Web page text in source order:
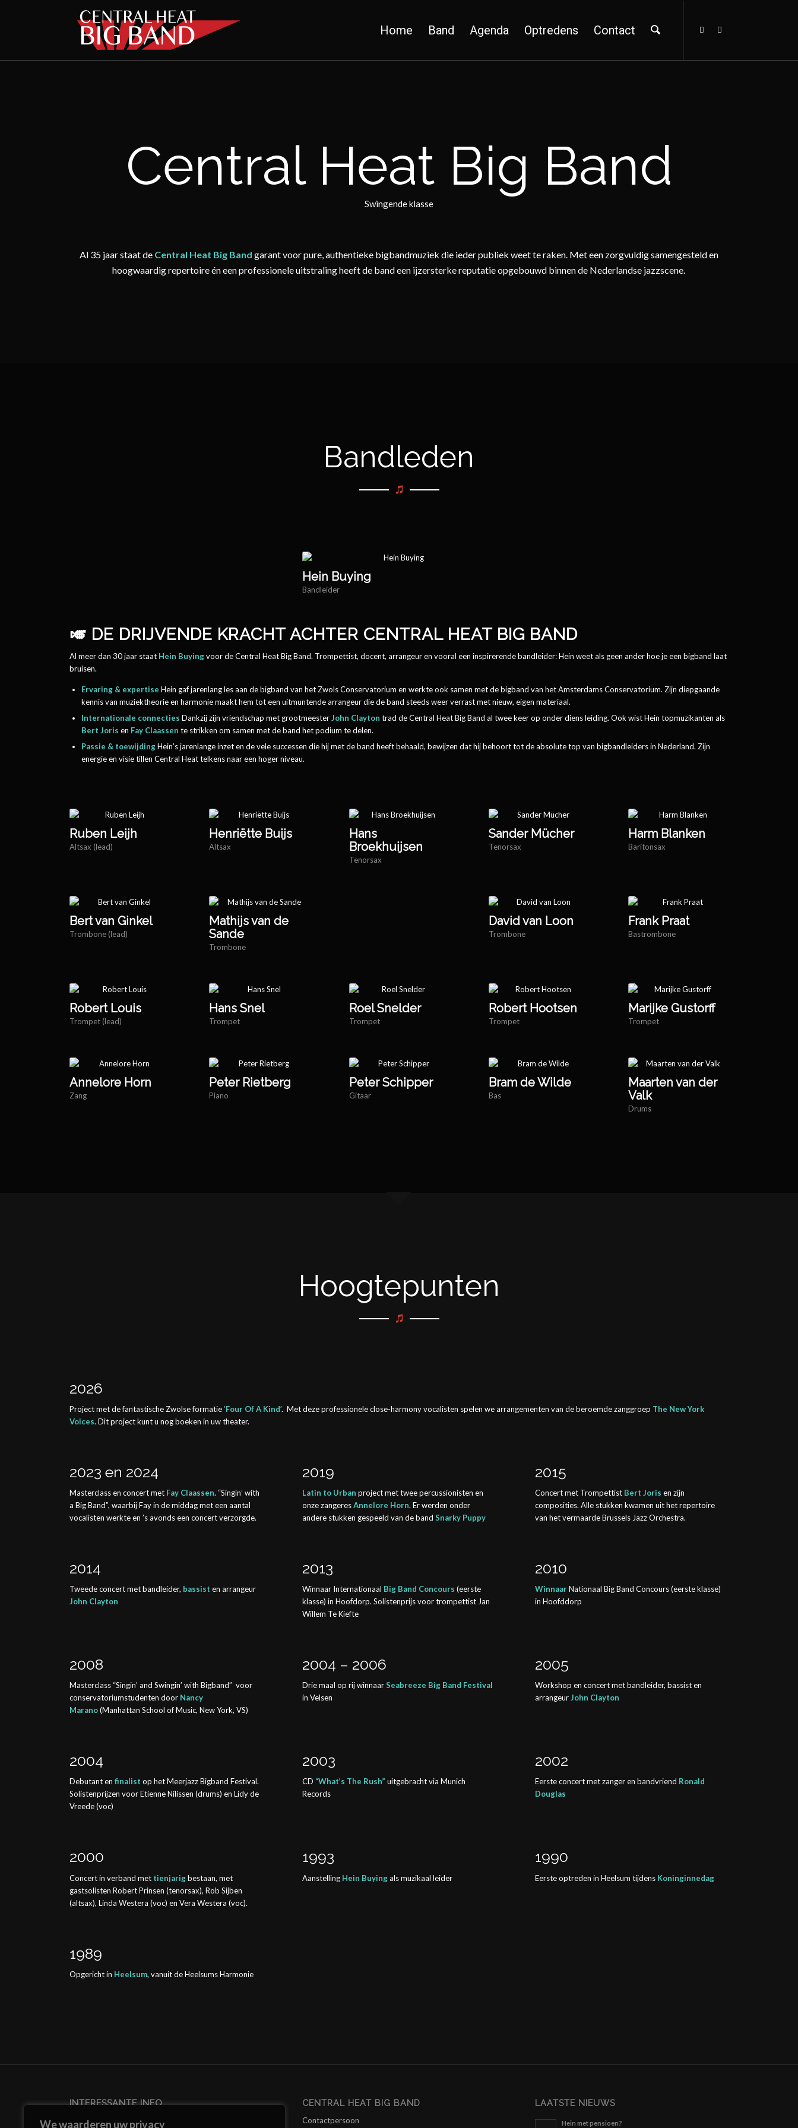
We waarderen uw privacy
Home Band Agenda Optredens Contact
Central Heat Big Band
Swingende klasse
Al 35 jaar staat de Central Heat Big Band garant voor pure, authentieke bigbandmuziek die ieder publiek weet te raken. Met een zorgvuldig samengesteld en
hoogwaardig repertoire én een professionele uitstraling heeft de band een ijzersterke reputatie opgebouwd binnen de Nederlandse jazzscene.
Bandleden
Hein Buying
Bandleider
🎺 DE DRIJVENDE KRACHT ACHTER CENTRAL HEAT BIG BAND
Al meer dan 30 jaar staat Hein Buyingvoor de Central Heat Big Band. Trompettist, docent, arrangeur en vooral een inspirerende bandleider: Hein weet als geen ander hoe je een bigband laat
bruisen.
Ervaring & expertise Hein gaf jarenlang les aan de bigband van het Zwols Conservatorium en werkte ook samen met de bigband van het Amsterdams Conservatorium. Zijn diepgaande
kennis van muziektheorie en harmonie maakt hem tot een uitmuntende arrangeur die de band steeds weer verrast met nieuw, eigen materiaal.
Internationale connecties Dankzij zijn vriendschap met grootmeesterJohn Clayton trad de Central Heat Big Band al twee keer op onder diens leiding. Ook wist Hein topmuzikanten als
Bert Joris en Fay Claassen te strikken om samen met de band het podium te delen.
Passie & toewijdingHein’s jarenlange inzet en de vele successen die hij met de band heeft behaald, bewijzen dat hij behoort tot de absolute top van bigbandleiders in Nederland. Zijn
energie en visie tillen Central Heat telkens naar een hoger niveau.
Ruben Leijh
Altsax (lead)
Henriëtte Buijs
Altsax
Hans
Broekhuijsen
Tenorsax
Sander Mücher
Tenorsax
Harm Blanken
Baritonsax
Bert van Ginkel
Trombone (lead)
Mathijs van de
Sande
Trombone
David van Loon
Trombone
Frank Praat
Bastrombone
Robert Louis
Trompet (lead)
Hans Snel
Trompet
Roel Snelder
Trompet
Robert Hootsen
Trompet
Marijke Gustorff
Trompet
Annelore Horn
Zang
Peter Rietberg
Piano
Peter Schipper
Gitaar
Bram de Wilde
Bas
Maarten van der
Valk
Drums
Hoogtepunten
2026
Project met de fantastische Zwolse formatie ‘Four Of A Kind’. Met deze professionele close-harmony vocalisten spelen we arrangementen van de beroemde zanggroep The New York
Voices. Dit project kunt u nog boeken in uw theater.
2023 en 2024
Masterclass en concert met Fay Claassen. “Singin’ with
a Big Band”, waarbij Fay in de middag met een aantal
vocalisten werkte en ’s avonds een concert verzorgde.
2019
Latin to Urban project met twee percussionisten en
onze zangeresAnnelore Horn. Er werden onder
andere stukken gespeeld van de bandSnarky Puppy
2015
Concert met Trompettist Bert Joris en zijn
composities. Alle stukken kwamen uit het repertoire
van het vermaarde Brussels Jazz Orchestra.
2014
Tweede concert met bandleider, bassist en arrangeur
John Clayton
2013
Winnaar Internationaal Big Band Concours (eerste
klasse) in Hoofdorp. Solistenprijs voor trompettist Jan
Willem Te Kiefte
2010
WinnaarNationaal Big Band Concours (eerste klasse)
in Hoofddorp
2008
Masterclass “Singin’ and Swingin’ with Bigband” voor
conservatoriumstudenten door Nancy
Marano(Manhattan School of Music, New York, VS)
2004 – 2006
Drie maal op rij winnaarSeabreeze Big Band Festival
in Velsen
2005
Workshop en concert met bandleider, bassist en
arrangeurJohn Clayton
2004
Debutant enfinalist op het Meerjazz Bigband Festival.
Solistenprijzen voor Etienne Nilissen (drums) en Lidy de
Vreede (voc)
2003
CD “What’s The Rush” uitgebracht via Munich
Records
2002
Eerste concert met zanger en bandvriend Ronald
Douglas
2000
Concert in verband met tienjarigbestaan, met
gastsolisten Robert Prinsen (tenorsax), Rob Sijben
(altsax), Linda Westera (voc) en Vera Westera (voc).
1993
Aanstelling Hein Buyingals muzikaal leider
1990
Eerste optreden in Heelsum tijdens Koninginnedag
1989
Opgericht in Heelsum, vanuit de Heelsums Harmonie
INTERESSANTE INFO
Hein met pensioen, zie
CENTRAL HEAT BIG BAND
Contactpersoon
LAATSTE NIEUWS
Hein met pensioen?